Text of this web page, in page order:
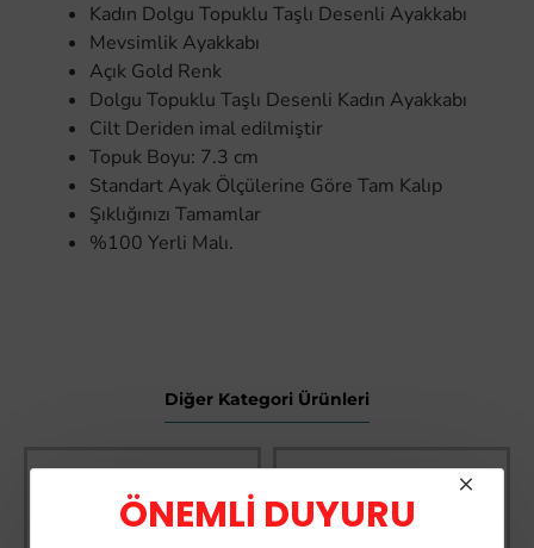
ÖNEMLİ DUYURU
Kadın Dolgu Topuklu Taşlı Desenli Ayakkabı
Mevsimlik Ayakkabı
Açık Gold Renk
Dolgu Topuklu Taşlı Desenli Kadın Ayakkabı
Cilt Deriden imal edilmiştir
Topuk Boyu: 7.3 cm
Standart Ayak Ölçülerine Göre Tam Kalıp
Şıklığınızı Tamamlar
%100 Yerli Malı.
Diğer Kategori Ürünleri